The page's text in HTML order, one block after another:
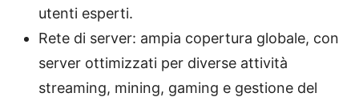
utenti esperti.
Rete di server: ampia copertura globale, con
server ottimizzati per diverse attività
streaming, mining, gaming e gestione del